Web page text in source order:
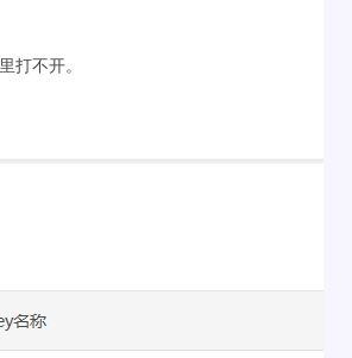
打不开。